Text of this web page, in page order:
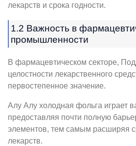
лекарств и срока годности.
1.2 Важность в
промышленности
В фармацевтическом секторе,
целостности лекарственного
первостепенное значение.
Алу Алу холодная фольга играет
предоставляя почти полную
элементов, тем самым расширяя
лекарств.